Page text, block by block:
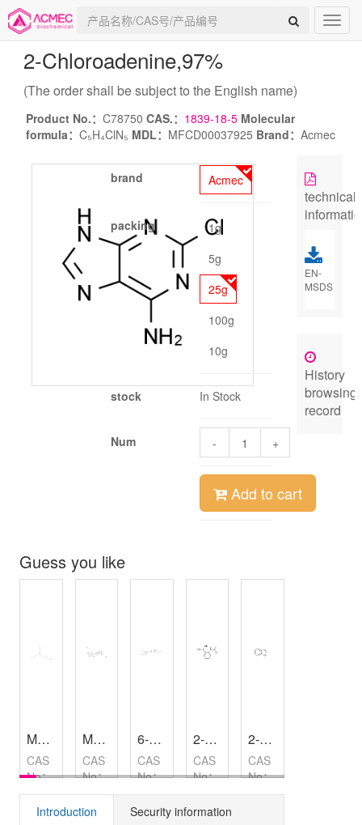
2-Chloroadenine,97%
(The order shall be subject to the English name)
Product No.： C78750 CAS.： 1839-18-5 Molecular
formula： C₅H₄ClN₅ MDL： MFCD00037925 Brand： Acmec
brand Acmec
packing
1g
5g
25g
100g
10g
stock In Stock
Num - +
Add to cart
Guess you like
Methyltrioctylammonium bromide ,
CAS
No：
35675-
80-0
Mordant Blue 9 Dye content 50 %
CAS
No：
3624-
68-8
6-Gingerol ,98%
CAS
No：
23513-
14-6
2-Acetamidophenylboronic acid
CAS
No：
169760-
16-1
2-Methylbenzofuran
CAS
No：
4265-
Introduction Security information
technical
EN-
MSDS
History
browsing
record